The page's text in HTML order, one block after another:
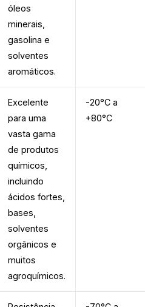
óleos
minerais,
gasolina e
solventes
aromáticos.
Excelente
para uma
vasta gama
de produtos
químicos,
incluindo
ácidos fortes,
bases,
solventes
orgânicos e
muitos
agroquímicos.
-20°C a
+80°C